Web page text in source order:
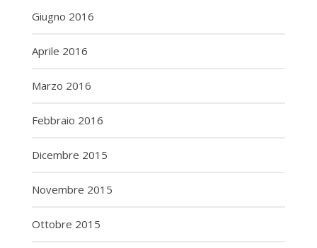
Giugno 2016
Aprile 2016
Marzo 2016
Febbraio 2016
Dicembre 2015
Novembre 2015
Ottobre 2015